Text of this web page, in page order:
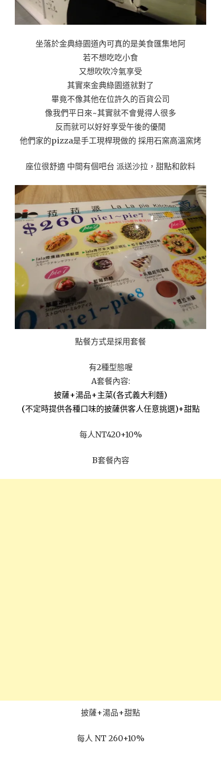
坐落於金典綠園道內可真的是美食匯集地阿
若不想吃吃小食
又想吹吹冷氣享受
其實來金典綠園道就對了
畢竟不像其他在位許久的百貨公司
像我們平日來~其實就不會覺得人很多
反而就可以好好享受午後的優閒
他們家的pizza是手工現桿現做的 採用石窯高溫窯烤
座位很舒適 中間有個吧台 派送沙拉，甜點和飲料
點餐方式是採用套餐
有2種型態喔
A套餐內容:
披薩+湯品+主菜(各式義大利麵)
(不定時提供各種口味的披薩供客人任意挑選)+甜點
每人NT420+10%
B套餐內容
披薩+湯品+甜點
每人 NT 260+10%